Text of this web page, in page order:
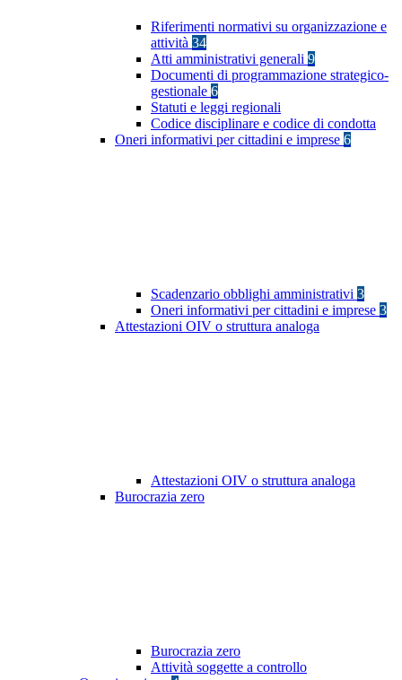
Riferimenti normativi su organizzazione e
attività 34
Atti amministrativi generali 9
Documenti di programmazione strategico-
gestionale 6
Statuti e leggi regionali
Codice disciplinare e codice di condotta
Oneri informativi per cittadini e imprese 6
Scadenzario obblighi amministrativi 3
Oneri informativi per cittadini e imprese 3
Attestazioni OIV o struttura analoga
Attestazioni OIV o struttura analoga
Burocrazia zero
Burocrazia zero
Attività soggette a controllo